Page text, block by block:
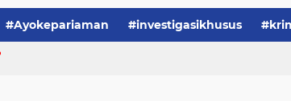
#Ayokepariaman #investigasikhusus